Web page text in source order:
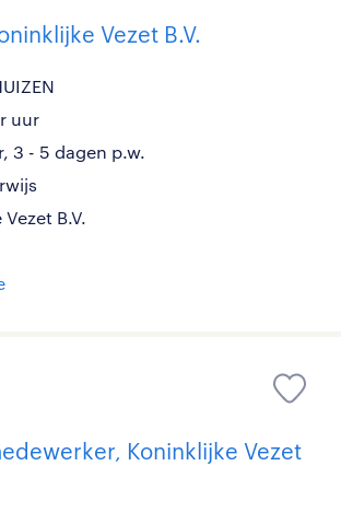
Vezet B.V.
uur
3 - 5 dagen p.w.
B.V.
Koninklijke Vezet